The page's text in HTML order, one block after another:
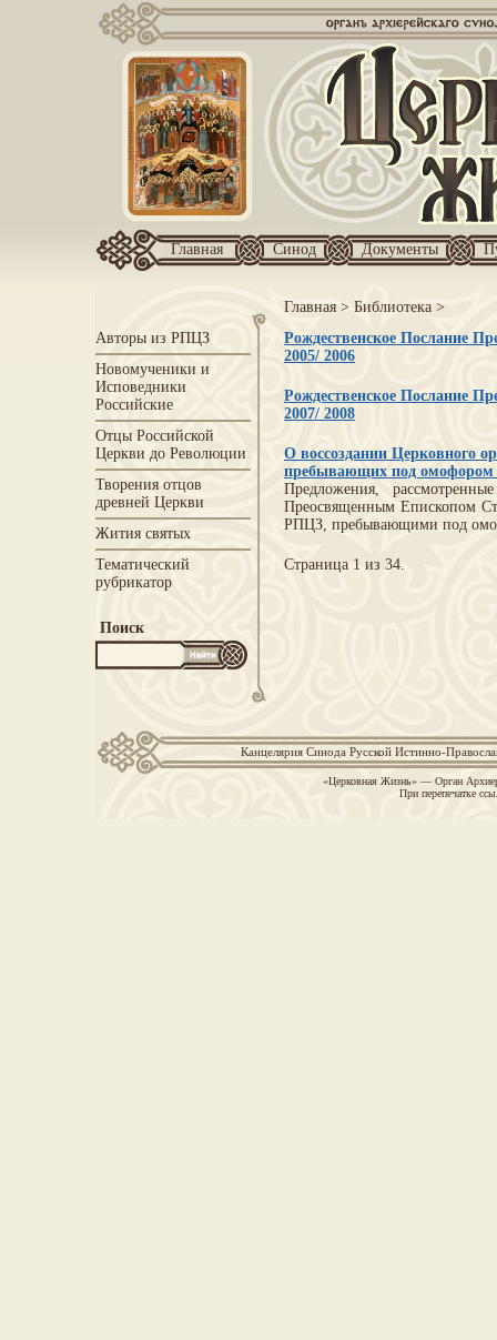
Главная Синод Документы
Главная> Библиотека >
Авторы из РПЦЗ
Новомученики и
Исповедники
Российские
Отцы Российской
Церкви до Революции
Творения отцов
древней Церкви
Жития святых
Тематический
рубрикатор
Поиск
Рождественское Послание
2005/ 2006
Рождественское Послание
2007/ 2008
О воссоздании Церковного
пребывающих под
Предложения,
Преосвященным Епископом
РПЦЗ, пребывающими под
Страница 1 из 34.
Канцелярия Синода Русской Истинно-
«Церковная Жизнь» — Орган
При перепечатке